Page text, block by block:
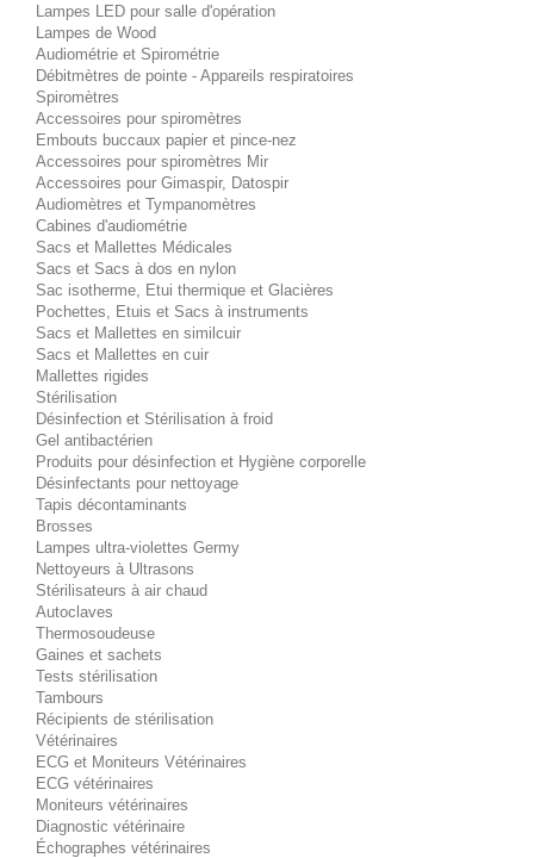
Lampes LED pour salle d'opération
Lampes de Wood
Audiométrie et Spirométrie
Débitmètres de pointe - Appareils respiratoires
Spiromètres
Accessoires pour spiromètres
Embouts buccaux papier et pince-nez
Accessoires pour spiromètres Mir
Accessoires pour Gimaspir, Datospir
Audiomètres et Tympanomètres
Cabines d'audiométrie
Sacs et Mallettes Médicales
Sacs et Sacs à dos en nylon
Sac isotherme, Etui thermique et Glacières
Pochettes, Etuis et Sacs à instruments
Sacs et Mallettes en similcuir
Sacs et Mallettes en cuir
Mallettes rigides
Stérilisation
Désinfection et Stérilisation à froid
Gel antibactérien
Produits pour désinfection et Hygiène corporelle
Désinfectants pour nettoyage
Tapis décontaminants
Brosses
Lampes ultra-violettes Germy
Nettoyeurs à Ultrasons
Stérilisateurs à air chaud
Autoclaves
Thermosoudeuse
Gaines et sachets
Tests stérilisation
Tambours
Récipients de stérilisation
Vétérinaires
ECG et Moniteurs Vétérinaires
ECG vétérinaires
Moniteurs vétérinaires
Diagnostic vétérinaire
Échographes vétérinaires